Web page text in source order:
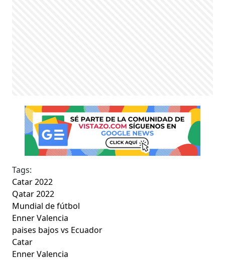
Tags:
Catar 2022
Qatar 2022
Mundial de fútbol
Enner Valencia
paises bajos vs Ecuador
Catar
Enner Valencia